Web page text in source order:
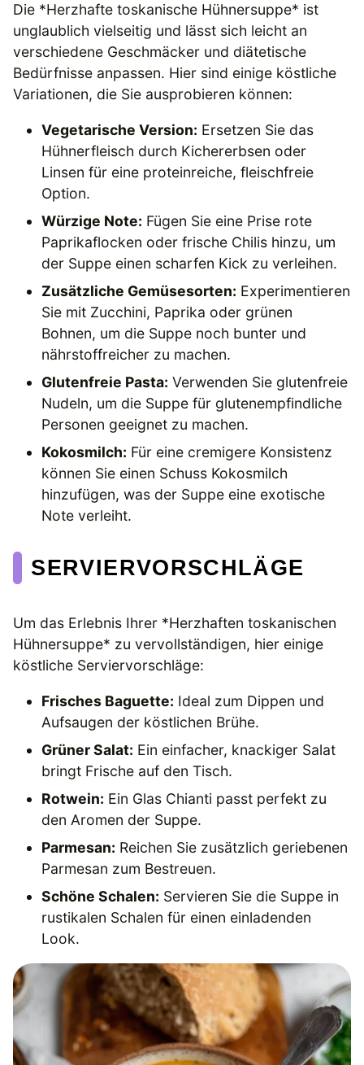
Die *Herzhafte toskanische Hühnersuppe* ist
unglaublich vielseitig und lässt sich leicht an
verschiedene Geschmäcker und diätetische
Bedürfnisse anpassen. Hier sind einige köstliche
Variationen, die Sie ausprobieren können:
Vegetarische Version: Ersetzen Sie das
Hühnerfleisch durch Kichererbsen oder
Linsen für eine proteinreiche, fleischfreie
Option.
Würzige Note: Fügen Sie eine Prise rote
Paprikaflocken oder frische Chilis hinzu, um
der Suppe einen scharfen Kick zu verleihen.
Zusätzliche Gemüsesorten: Experimentieren
Sie mit Zucchini, Paprika oder grünen
Bohnen, um die Suppe noch bunter und
nährstoffreicher zu machen.
Glutenfreie Pasta: Verwenden Sie glutenfreie
Nudeln, um die Suppe für glutenempfindliche
Personen geeignet zu machen.
Kokosmilch: Für eine cremigere Konsistenz
können Sie einen Schuss Kokosmilch
hinzufügen, was der Suppe eine exotische
Note verleiht.
SERVIERVORSCHLÄGE
Um das Erlebnis Ihrer *Herzhaften toskanischen
Hühnersuppe* zu vervollständigen, hier einige
köstliche Serviervorschläge:
Frisches Baguette: Ideal zum Dippen und
Aufsaugen der köstlichen Brühe.
Grüner Salat: Ein einfacher, knackiger Salat
bringt Frische auf den Tisch.
Rotwein: Ein Glas Chianti passt perfekt zu
den Aromen der Suppe.
Parmesan: Reichen Sie zusätzlich geriebenen
Parmesan zum Bestreuen.
Schöne Schalen: Servieren Sie die Suppe in
rustikalen Schalen für einen einladenden
Look.